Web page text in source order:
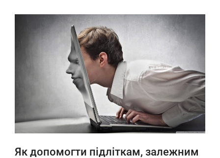
Як допомогти підліткам, залежним